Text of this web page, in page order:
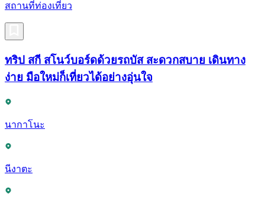
สถานที่ท่องเที่ยว
ทริป สกี สโนว์บอร์ดด้วยรถบัส สะดวกสบาย เดินทาง
ง่าย มือใหม่ก็เที่ยวได้อย่างอุ่นใจ
นากาโนะ
นีงาตะ